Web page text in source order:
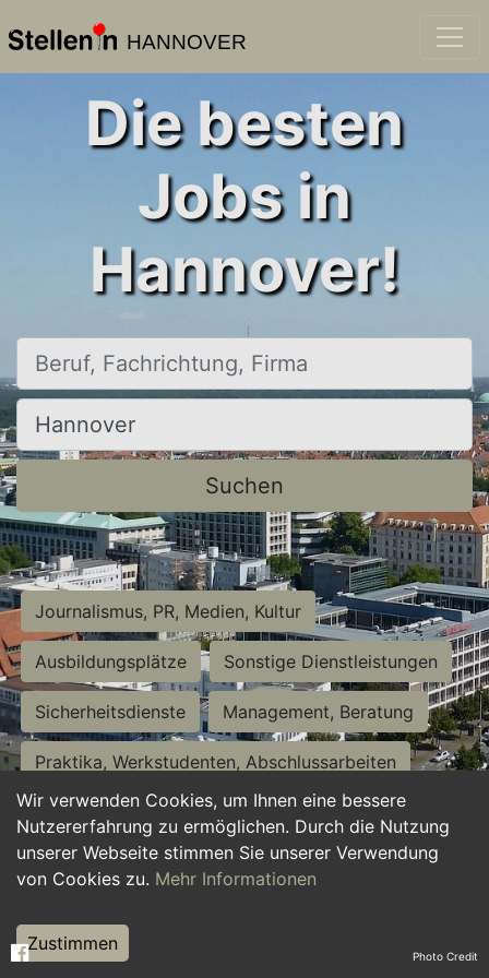
HANNOVER
Wir verwenden Cookies, um Ihnen eine bessere
Nutzererfahrung zu ermöglichen. Durch die Nutzung
unserer Webseite stimmen Sie unserer Verwendung
von Cookies zu. Mehr Informationen
Zustimmen
Die besten
Jobs in
Hannover!
Beruf, Fachrichtung, Firma
Ort, Stadt
Suchen
Journalismus, PR, Medien, Kultur
Ausbildungsplätze Sonstige Dienstleistungen
Sicherheitsdienste Management, Beratung
Praktika, Werkstudenten, Abschlussarbeiten
Personalwesen Assistenz, Sekretariat
Hilfskräfte, Aushilfs- und Nebenjobs
Weiterbildung, Studium, duale Ausbildung Photo Credit